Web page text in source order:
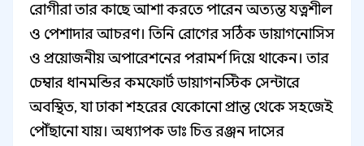
রোগীরা তার কাছে আশা করতে পারেন অত্যন্ত যত্নশীল
ও পেশাদার আচরণ। তিনি রোগের সঠিক ডায়াগনোসিস
ও প্রয়োজনীয় অপারেশনের পরামর্শ দিয়ে থাকেন। তার
চেম্বার ধানমন্ডির কমফোর্ট ডায়াগনস্টিক সেন্টারে
অবস্থিত, যা ঢাকা শহরের যেকোনো প্রান্ত থেকে সহজেই
পৌঁছানো যায়। অধ্যাপক ডাঃ চিত্ত রঞ্জন দাসের